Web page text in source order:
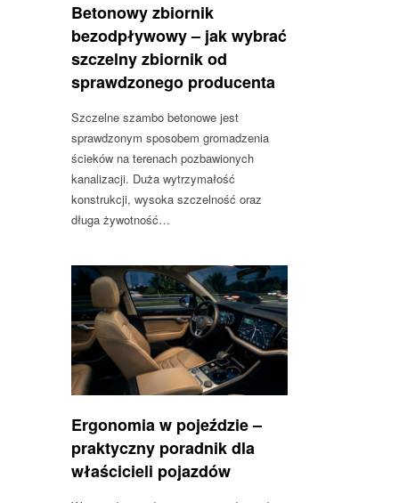
Betonowy zbiornik
bezodpływowy – jak wybrać
szczelny zbiornik od
sprawdzonego producenta
Szczelne szambo betonowe jest
sprawdzonym sposobem gromadzenia
ścieków na terenach pozbawionych
kanalizacji. Duża wytrzymałość
konstrukcji, wysoka szczelność oraz
długa żywotność…
Ergonomia w pojeździe –
praktyczny poradnik dla
właścicieli pojazdów